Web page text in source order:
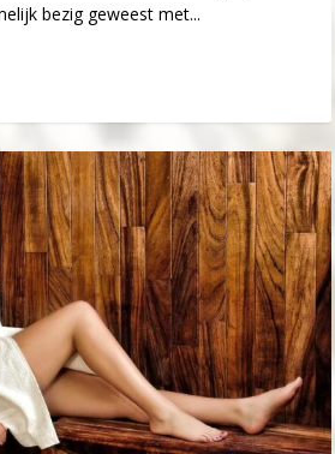
bezig geweest met...